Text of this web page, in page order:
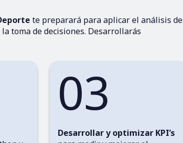
te preparará para aplicar el análisis de
toma de decisiones. Desarrollarás
03
Desarrollar y optimizar KPI’s